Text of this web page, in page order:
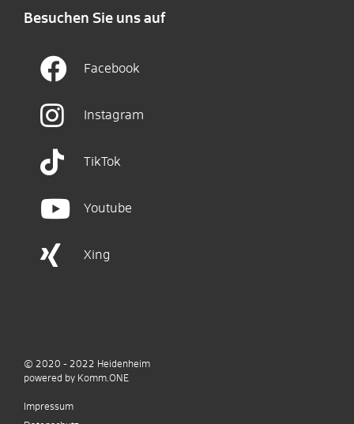
Besuchen Sie uns auf
Facebook
Instagram
TikTok
Youtube
Xing
© 2020 - 2022 Heidenheim
powered by Komm.ONE
Impressum